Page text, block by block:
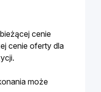
cenie
cenie oferty dla
może